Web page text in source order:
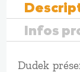
Infos
Dudek